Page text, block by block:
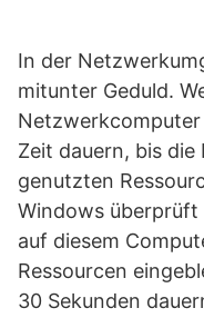
In der
mitunter Geduld.
Zeit dauern, bis die
genutzten
Windows überprüft
auf diesem
Ressourcen
30 Sekunden